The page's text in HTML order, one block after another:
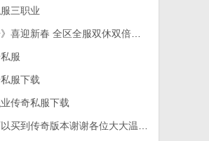
三职业
喜迎新春 全区全服双休双倍狂欢
服
服下载
传奇私服下载
版本谢谢各位大大温州的传奇私服了 一个传奇版本。。。